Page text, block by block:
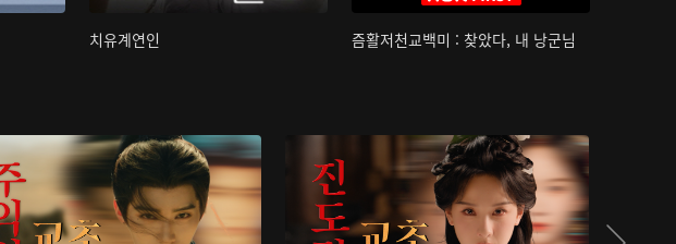
치유계연인 즘활저천교백미 : 찾았다, 내 낭군님